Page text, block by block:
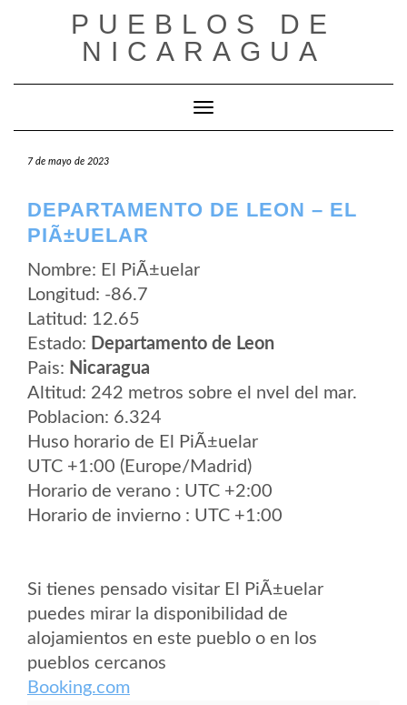
PUEBLOS DE
NICARAGUA
Cambiar modo de navegación
7 de mayo de 2023
DEPARTAMENTO DE LEON – EL
PIÃ±UELAR
Nombre: El PiÃ±uelar
Longitud: -86.7
Latitud: 12.65
Estado: Departamento de Leon
Pais: Nicaragua
Altitud: 242 metros sobre el nvel del mar.
Poblacion: 6.324
Huso horario de El PiÃ±uelar
UTC +1:00 (Europe/Madrid)
Horario de verano : UTC +2:00
Horario de invierno : UTC +1:00
Si tienes pensado visitar El PiÃ±uelar
puedes mirar la disponibilidad de
alojamientos en este pueblo o en los
pueblos cercanos
Booking.com